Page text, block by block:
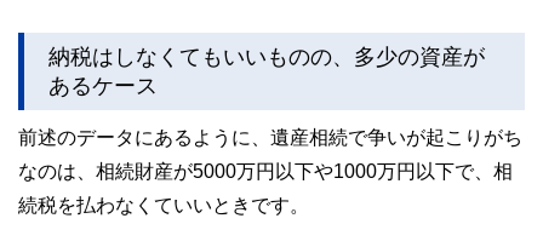
納税はしなくてもいいものの、多少の資産が
あるケース
前述のデータにあるように、遺産相続で争いが起こりがち
なのは、相続財産が5000万円以下や1000万円以下で、相
続税を払わなくていいときです。